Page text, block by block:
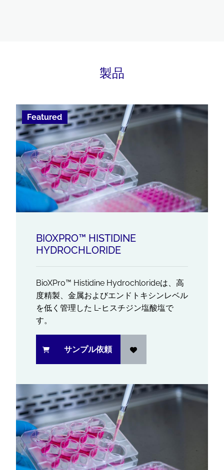
製品
Featured
BIOXPRO™ HISTIDINE
HYDROCHLORIDE
BioXPro™ Histidine Hydrochlorideは、高
度精製、金属およびエンドトキシンレベル
を低く管理した L-ヒスチジン塩酸塩で
す。
サンプル依頼